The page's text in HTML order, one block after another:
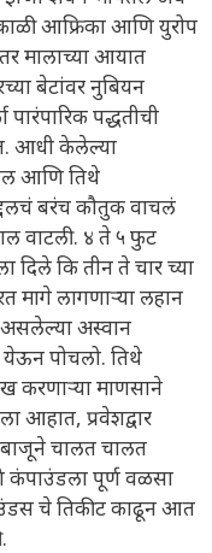
आफ्रिका आणि युरोप
मालाच्या आयात
बेटांवर नुबियन
पद्धतीची
आधी केलेल्या
आणि तिथे
बरंच कौतुक वाचलं
वाटली. ४ ते ५ फुट
दिले कि तीन ते चार च्या
मागे लागणाऱ्या लहान
असलेल्या अस्वान
येऊन पोचलो. तिथे
करणाऱ्या माणसाने
आहात, प्रवेशद्वार
चालत चालत
कंपाउंडला पूर्ण वळसा
चे तिकीट काढून आत